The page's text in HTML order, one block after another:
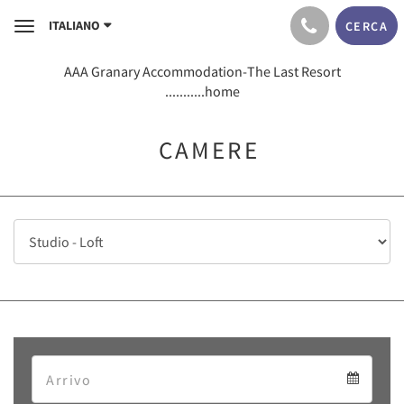
ToggleITALIANO CERCA
AAA Granary Accommodation-The Last Resort
...........home
CAMERE